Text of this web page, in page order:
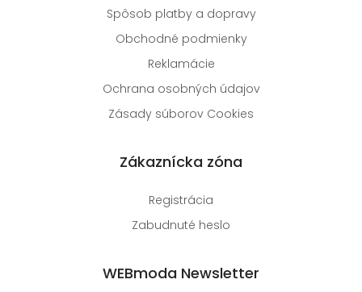
Spôsob platby a dopravy
Obchodné podmienky
Reklamácie
Ochrana osobných údajov
Zásady súborov Cookies
Zákaznícka zóna
Registrácia
Zabudnuté heslo
WEBmoda Newsletter